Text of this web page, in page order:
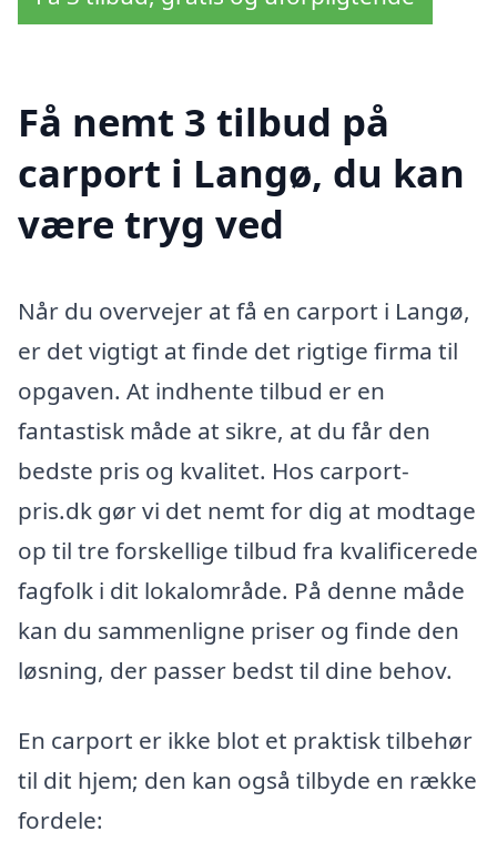
Få nemt 3 tilbud på
carport i Langø, du kan
være tryg ved
Når du overvejer at få en carport i Langø,
er det vigtigt at finde det rigtige firma til
opgaven. At indhente tilbud er en
fantastisk måde at sikre, at du får den
bedste pris og kvalitet. Hos carport-
pris.dk gør vi det nemt for dig at modtage
op til tre forskellige tilbud fra kvalificerede
fagfolk i dit lokalområde. På denne måde
kan du sammenligne priser og finde den
løsning, der passer bedst til dine behov.
En carport er ikke blot et praktisk tilbehør
til dit hjem; den kan også tilbyde en række
fordele: